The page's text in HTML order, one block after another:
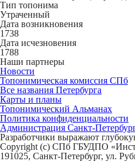
Тип топонима
Утраченный
Дата возникновения
1738
Дата исчезновения
1788
Наши партнеры
Новости
Топонимическая комиссия СПб
Все названия Петербурга
Карты и планы
Топонимический Альманах
Политика конфиденциальности
Администрация Санкт-
Разработчики выражают
Copyright (c) СПб ГБУДПО
191025, Санкт-Петербург, ул.